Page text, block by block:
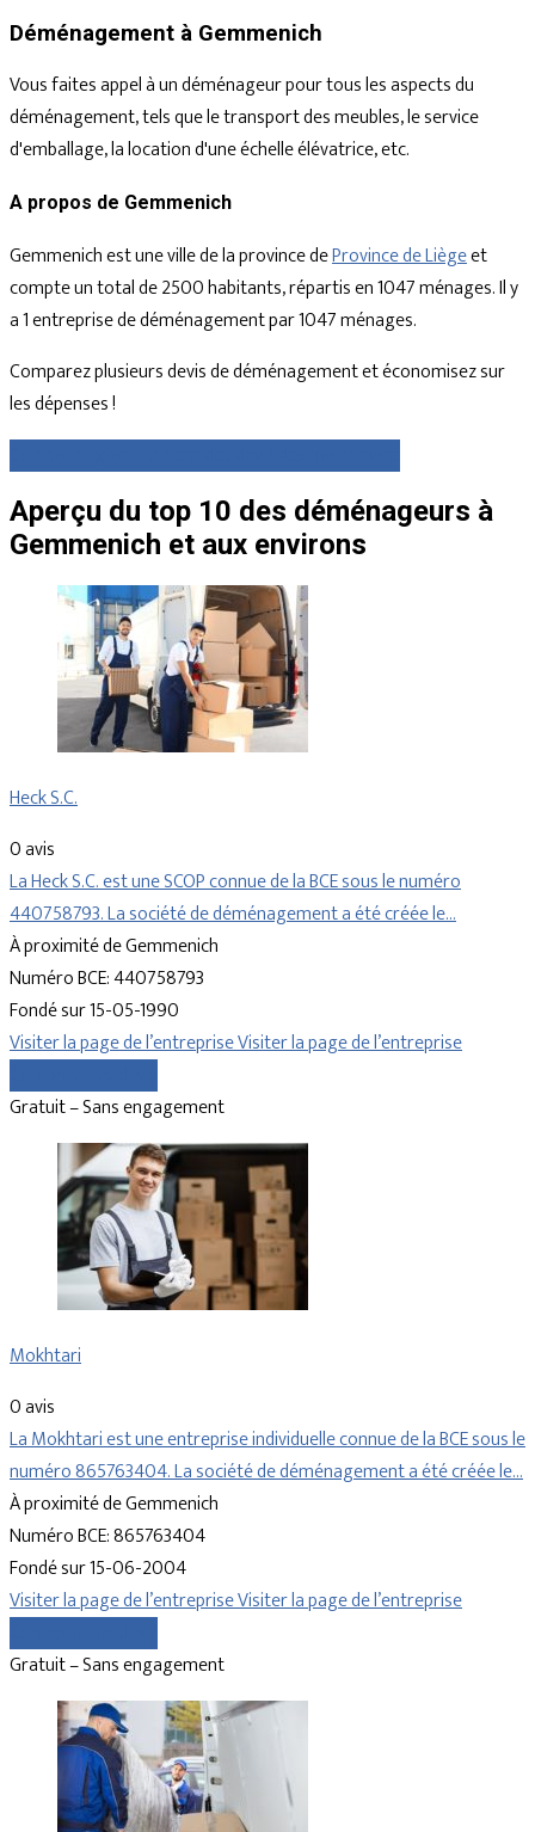
Déménagement à Gemmenich
Vous faites appel à un déménageur pour tous les aspects du
déménagement, tels que le transport des meubles, le service
d'emballage, la location d'une échelle élévatrice, etc.
A propos de Gemmenich
Gemmenich est une ville de la province deProvince de Liègeet
compte un total de 2500 habitants, répartis en 1047 ménages. Il y
a 1 entreprise de déménagement par 1047 ménages.
Comparez plusieurs devis de déménagement et économisez sur
les dépenses !
Aperçu du top 10 des déménageurs à
Gemmenich et aux environs
Heck S.C.
0 avis
La Heck S.C. est une SCOP connue de la BCE sous le numéro
440758793. La société de déménagement a été créée le…
À proximité de Gemmenich
Numéro BCE: 440758793
Fondé sur 15-05-1990
Visiter la page de l’entrepriseVisiter la page de l’entreprise
Gratuit – Sans engagement
Mokhtari
0 avis
La Mokhtari est une entreprise individuelle connue de la BCE sous le
numéro 865763404. La société de déménagement a été créée le…
À proximité de Gemmenich
Numéro BCE: 865763404
Fondé sur 15-06-2004
Visiter la page de l’entrepriseVisiter la page de l’entreprise
Gratuit – Sans engagement